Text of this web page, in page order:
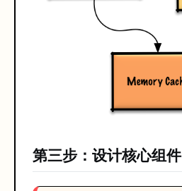
第三步：设计核心组件